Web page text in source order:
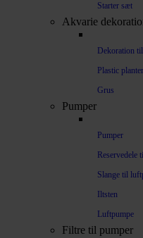
Starter sæt
Akvarie
Dekoration
Plastic planter
Grus
Pumper
Pumper
Reservedele
Slange til
Iltsten
Luftpumpe
Filtre til pumper